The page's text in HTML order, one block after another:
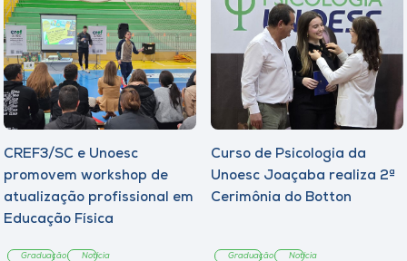
CREF3/SC e Unoesc
promovem workshop de
atualização profissional em
Educação Física
Graduação Notícia
Curso de Psicologia da
Unoesc Joaçaba realiza 2ª
Cerimônia do Botton
Graduação Notícia